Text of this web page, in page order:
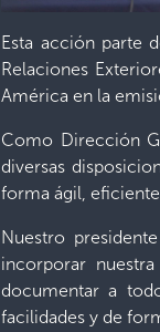
Esta acción parte
Relaciones
América en la
Como Dirección
diversas
forma ágil,
Nuestro
incorporar
documentar a
facilidades y de